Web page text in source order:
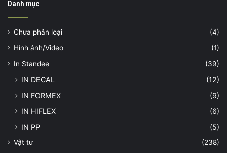
Danh mục
Chưa phân loại
(4)
Hình ảnh/Video
(1)
In Standee
(39)
IN DECAL
(12)
IN FORMEX
(9)
IN HIFLEX
(6)
IN PP
(5)
Vật tư (238)